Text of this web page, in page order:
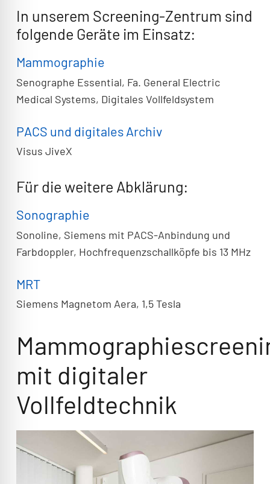
In unserem Screening-Zentrum sind
folgende Geräte im Einsatz:
Mammographie
Senographe Essential, Fa. General Electric
Medical Systems, Digitales Vollfeldsystem
PACS und digitales Archiv
Visus JiveX
Für die weitere Abklärung:
Sonographie
Sonoline, Siemens mit PACS-Anbindung und
Farbdoppler, Hochfrequenzschallköpfe bis 13 MHz
MRT
Siemens Magnetom Aera, 1,5 Tesla
mit digitaler
Vollfeldtechnik